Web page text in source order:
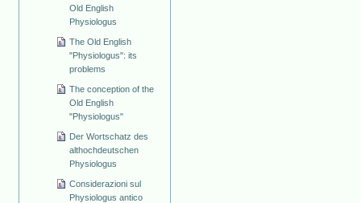
Old English
Physiologus
The Old English
"Physiologus": its
problems
The conception of the
Old English
"Physiologus"
Der Wortschatz des
althochdeutschen
Physiologus
Considerazioni sul
Physiologus antico